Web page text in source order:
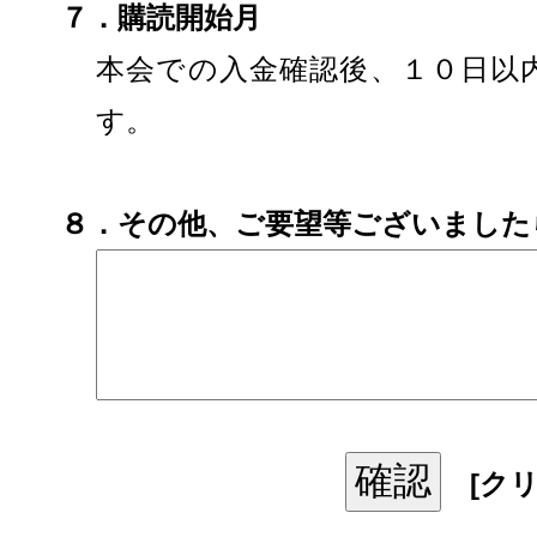
７．購読開始月
本会での入金確認後、１０日以
す。
８．その他、ご要望等ございまし
[ク